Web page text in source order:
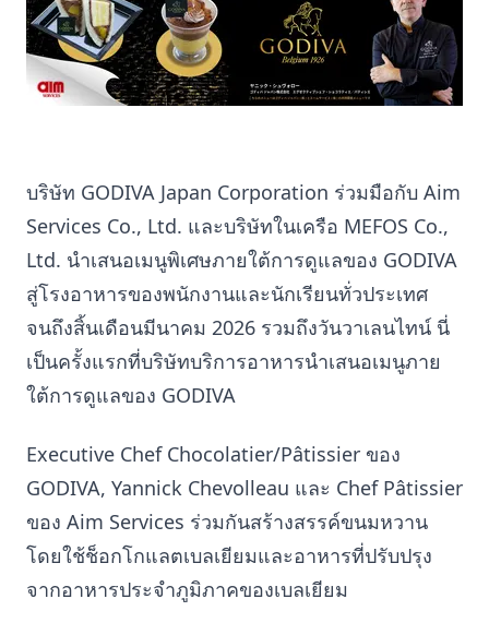
บริษัท GODIVA Japan Corporation ร่วมมือกับ Aim
Services Co., Ltd. และบริษัทในเครือ MEFOS Co.,
Ltd. นำเสนอเมนูพิเศษภายใต้การดูแลของ GODIVA
สู่โรงอาหารของพนักงานและนักเรียนทั่วประเทศ
จนถึงสิ้นเดือนมีนาคม 2026 รวมถึงวันวาเลนไทน์ นี่
เป็นครั้งแรกที่บริษัทบริการอาหารนำเสนอเมนูภาย
ใต้การดูแลของ GODIVA
Executive Chef Chocolatier/Pâtissier ของ
GODIVA, Yannick Chevolleau และ Chef Pâtissier
ของ Aim Services ร่วมกันสร้างสรรค์ขนมหวาน
โดยใช้ช็อกโกแลตเบลเยียมและอาหารที่ปรับปรุง
จากอาหารประจำภูมิภาคของเบลเยียม